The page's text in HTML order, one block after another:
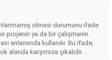
olması durumunu ifade
projenin ya da bir çalışmanın
anlamında kullanılır. Bu ifade,
alanda karşımıza çıkabilir....